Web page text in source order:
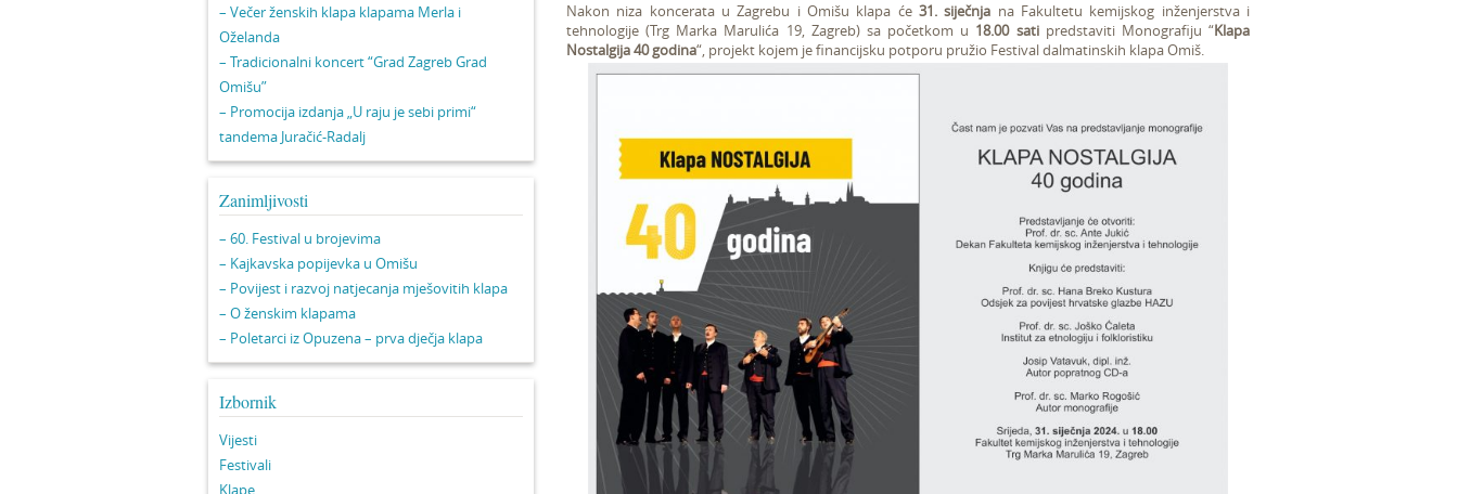
– Večer ženskih klapa klapama Merla i
Oželanda
– Tradicionalni koncert “Grad Zagreb Grad
Omišu”
– Promocija izdanja „U raju je sebi primi“
tandema Juračić-Radalj
Zanimljivosti
– 60. Festival u brojevima
– Kajkavska popijevka u Omišu
– Povijest i razvoj natjecanja mješovitih klapa
– O ženskim klapama
– Poletarci iz Opuzena – prva dječja klapa
Izbornik
Vijesti
Festivali
Klape
Nakon niza koncerata u Zagrebu i Omišu klapa će 31. siječnja na Fakultetu kemijskog inženjerstva i
tehnologije (Trg Marka Marulića 19, Zagreb) sa početkom u 18.00 satipredstaviti Monografiju “Klapa
Nostalgija 40 godina“, projekt kojem je financijsku potporu pružio Festival dalmatinskih klapa Omiš.